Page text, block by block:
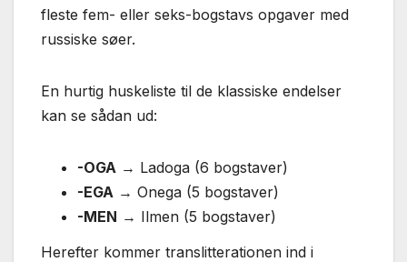
fleste fem- eller seks-bogstavs opgaver med
russiske søer.
En hurtig huskeliste til de klassiske endelser
kan se sådan ud:
-OGA → Ladoga (6 bogstaver)
-EGA → Onega (5 bogstaver)
-MEN → Ilmen (5 bogstaver)
Herefter kommer translitterationen ind i